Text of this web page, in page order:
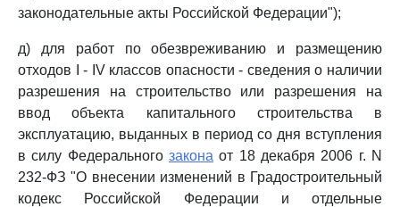
законодательные акты Российской Федерации");
д) для работ по обезвреживанию и размещению
отходов I - IV классов опасности - сведения о наличии
разрешения на строительство или разрешения на
ввод объекта капитального строительства в
эксплуатацию, выданных в период со дня вступления
в силу Федерального закона от 18 декабря 2006 г. N
232-ФЗ "О внесении изменений в Градостроительный
кодекс Российской Федерации и отдельные